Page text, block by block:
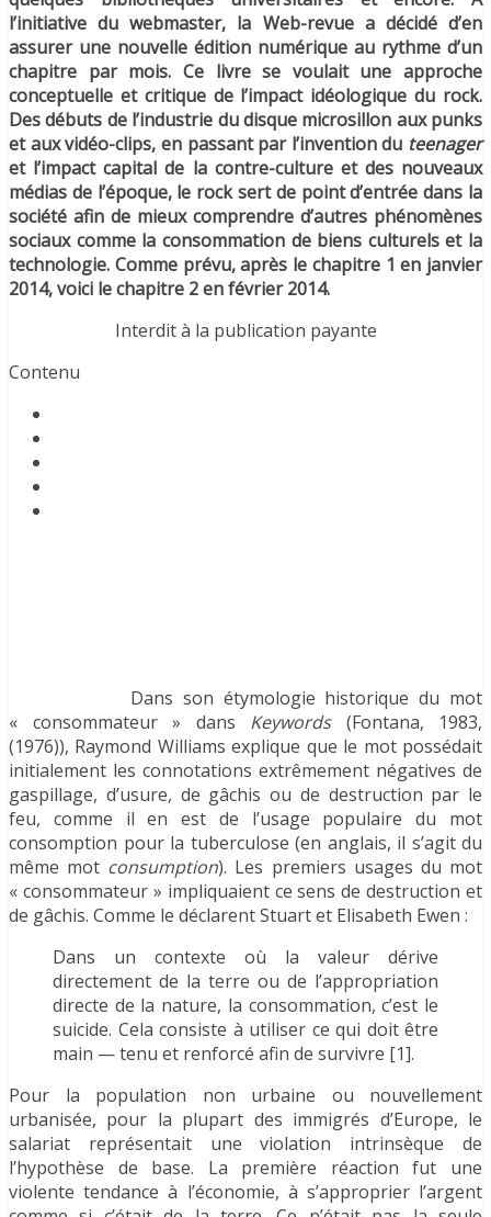
l’initiative du webmaster, la Web-revue a décidé d’en
assurer une nouvelle édition numérique au rythme d’un
chapitre par mois. Ce livre se voulait une approche
conceptuelle et critique de l’impact idéologique du rock.
Des débuts de l’industrie du disque microsillon aux punks
et aux vidéo-clips, en passant par l’invention du teenager
et l’impact capital de la contre-culture et des nouveaux
médias de l’époque, le rock sert de point d’entrée dans la
société afin de mieux comprendre d’autres phénomènes
sociaux comme la consommation de biens culturels et la
technologie. Comme prévu, après le chapitre 1 en janvier
2014, voici le chapitre 2 en février 2014.
Interdit à la publication payante
Contenu
Dans son étymologie historique du mot
« consommateur » dans Keywords(Fontana, 1983,
(1976)), Raymond Williams explique que le mot possédait
initialement les connotations extrêmement négatives de
gaspillage, d’usure, de gâchis ou de destruction par le
feu, comme il en est de l’usage populaire du mot
consomption pour la tuberculose (en anglais, il s’agit du
même mot consumption). Les premiers usages du mot
« consommateur » impliquaient ce sens de destruction et
de gâchis. Comme le déclarent Stuart et Elisabeth Ewen :
Dans un contexte où la valeur dérive
directement de la terre ou de l’appropriation
directe de la nature, la consommation, c’est le
suicide. Cela consiste à utiliser ce qui doit être
main — tenu et renforcé afin de survivre [1].
Pour la population non urbaine ou nouvellement
urbanisée, pour la plupart des immigrés d’Europe, le
salariat représentait une violation intrinsèque de
l’hypothèse de base. La première réaction fut une
violente tendance à l’économie, à s’approprier l’argent